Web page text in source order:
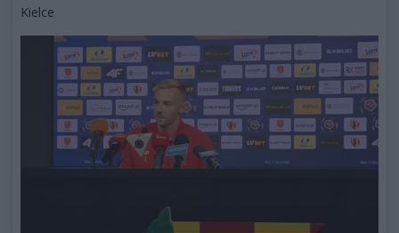
Kategorie artykułu:
Kielce